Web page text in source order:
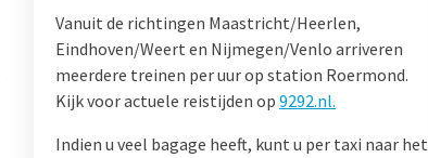
Vanuit de richtingen Maastricht/Heerlen,
Eindhoven/Weert en Nijmegen/Venlo arriveren
meerdere treinen per uur op station Roermond.
Kijk voor actuele reistijden op 9292.nl.
Indien u veel bagage heeft, kunt u per taxi naar het